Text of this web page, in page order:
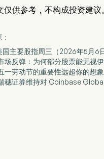
仅供参考，不构成投资建议。
国主要股指周三（2026年5月6
场反弹：为何部分股票能无视
一劳动节的重要性远超你的想象
穗证券维持对 Coinbase